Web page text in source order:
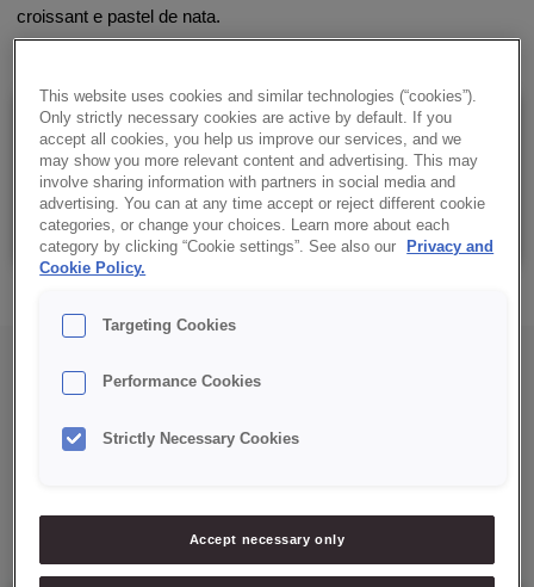
croissant e pastel de nata.
Details
Caixa: 10 Kg (5×2)
This website uses cookies and similar technologies (“cookies”).
Only strictly necessary cookies are active by default. If you
accept all cookies, you help us improve our services, and we
may show you more relevant content and advertising. This may
involve sharing information with partners in social media and
advertising. You can at any time accept or reject different cookie
categories, or change your choices. Learn more about each
category by clicking “Cookie settings”. See also our
Privacy and
Cookie Policy.
Targeting Cookies
Performance Cookies
Strictly Necessary Cookies
Accept necessary only